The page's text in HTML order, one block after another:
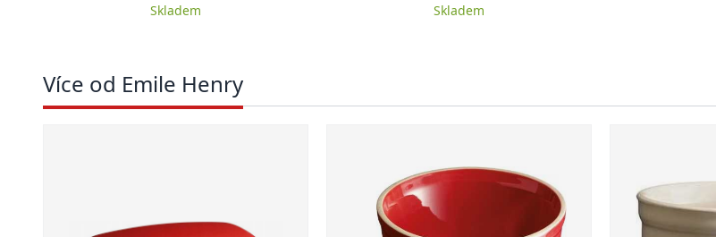
Skladem Skladem
Více od Emile Henry